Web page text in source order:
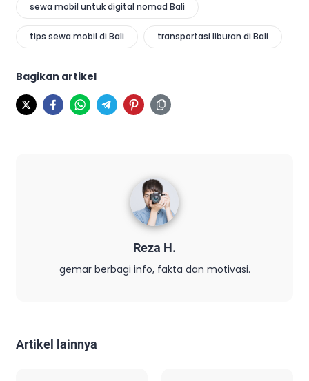
sewa mobil untuk digital nomad Bali
tips sewa mobil di Bali transportasi liburan di Bali
Bagikan artikel
Reza H.
gemar berbagi info, fakta dan motivasi.
Artikel lainnya